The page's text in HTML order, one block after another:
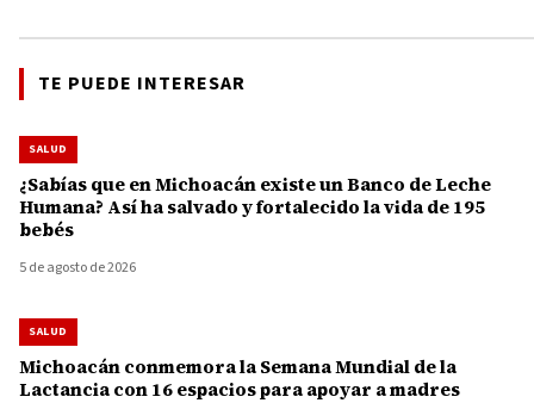
TE PUEDE INTERESAR
SALUD
¿Sabías que en Michoacán existe un Banco de Leche
Humana? Así ha salvado y fortalecido la vida de 195
bebés
5 de agosto de 2026
SALUD
Michoacán conmemora la Semana Mundial de la
Lactancia con 16 espacios para apoyar a madres